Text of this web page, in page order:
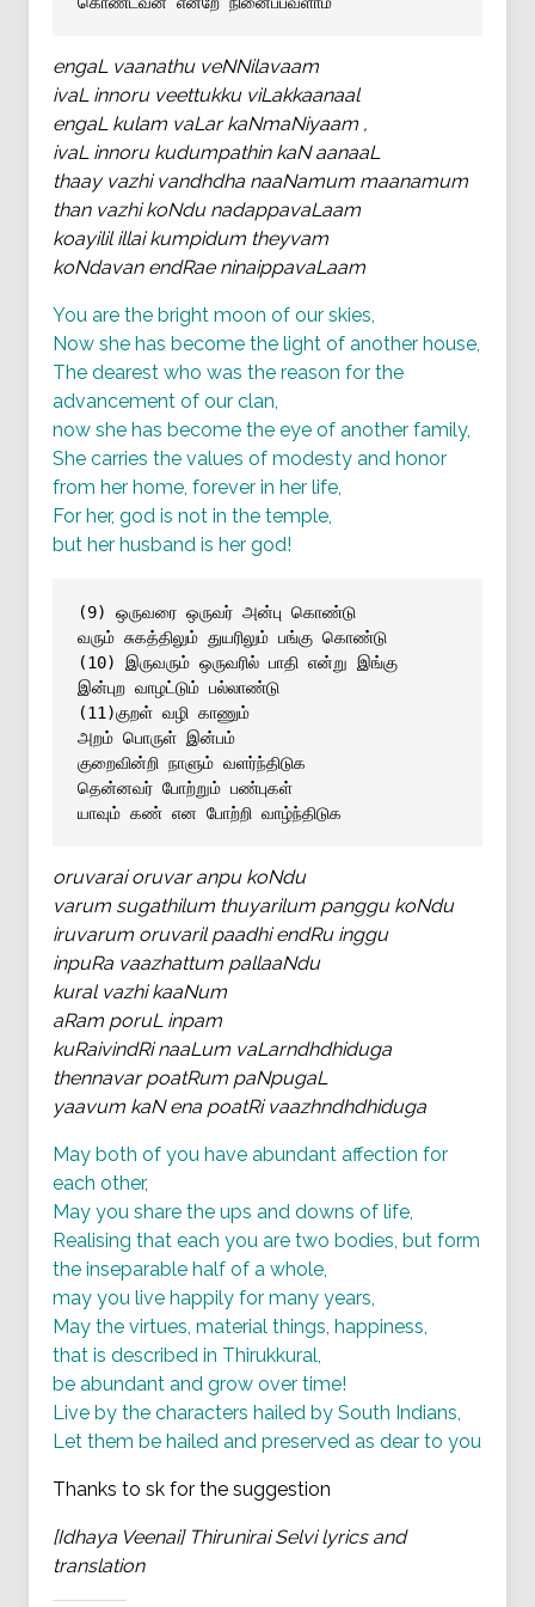
engaL vaanathu veNNilavaam
ivaL innoru veettukku viLakkaanaal
engaL kulam vaLar kaNmaNiyaam ,
ivaL innoru kudumpathin kaN aanaaL
thaay vazhi vandhdha naaNamum maanamum
than vazhi koNdu nadappavaLaam
koayilil illai kumpidum theyvam
koNdavan endRae ninaippavaLaam
You are the bright moon of our skies,
Now she has become the light of another house,
The dearest who was the reason for the
advancement of our clan,
now she has become the eye of another family,
She carries the values of modesty and honor
from her home, forever in her life,
For her, god is not in the temple,
but her husband is her god!
(9) ஒருவரை ஒருவர் அன்பு கொண்டு
வரும் சுகத்திலும் துயரிலும் பங்கு கொண்டு
(10) இருவரும் ஒருவரில் பாதி என்று இங்கு
இன்புற வாழட்டும் பல்லாண்டு
(11)குறள் வழி காணும்
அறம் பொருள் இன்பம்
குறைவின்றி நாளும் வளர்ந்திடுக
தென்னவர் போற்றும் பண்புகள்
யாவும் கண் என போற்றி வாழ்ந்திடுக
oruvarai oruvar anpu koNdu
varum sugathilum thuyarilum panggu koNdu
iruvarum oruvaril paadhi endRu inggu
inpuRa vaazhattum pallaaNdu
kural vazhi kaaNum
aRam poruL inpam
kuRaivindRi naaLum vaLarndhdhiduga
thennavar poatRum paNpugaL
yaavum kaN ena poatRi vaazhndhdhiduga
May both of you have abundant affection for
each other,
May you share the ups and downs of life,
Realising that each you are two bodies, but form
the inseparable half of a whole,
may you live happily for many years,
May the virtues, material things, happiness,
that is described in Thirukkural,
be abundant and grow over time!
Live by the characters hailed by South Indians,
Let them be hailed and preserved as dear to you
Thanks to sk for the suggestion
[Idhaya Veenai] Thirunirai Selvi lyrics and
translation